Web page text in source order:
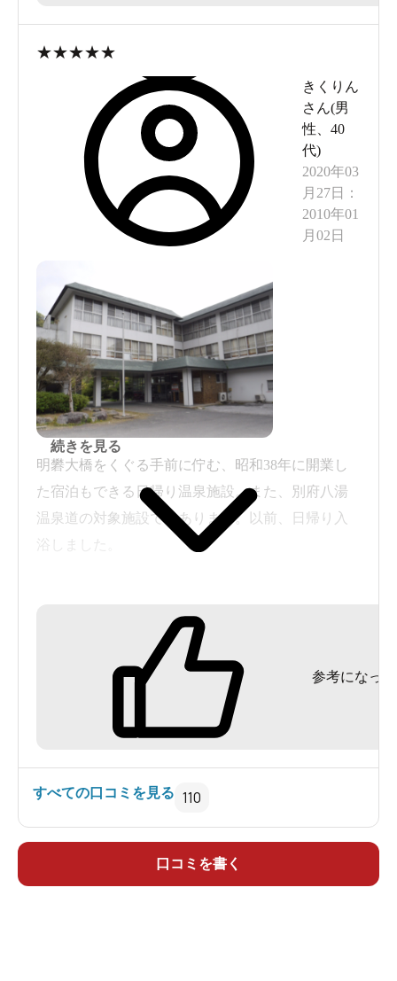
★★★★★
きくりん
さん(男
性
40
代)
2020年03
月27日
：
2010年01
月02日
明礬大橋をくぐる手前に佇む、昭和38年に開業し
た宿泊もできる日帰り温泉施設。また、別府八湯
温泉道の対象施設でもあります。以前、日帰り入
浴しました。
体が紺色に沸き上がっていたことから名付けられ
たのだとか。その由緒ある地獄に直結する湯処で
もあり、泥湯をこれでもかという程楽しめる、全
国的にも珍しい泥湯アミューズメントパークで
長い通路を歩いてたどり着く、昭和の雰囲気漂う
続いて、木製の手摺が付いた内湯「泥湯」へ。浸
かると体がふわふわとする浮遊感は、普通の温泉
続きを見る
参考になった
すべての口コミを見る 110
口コミを書く